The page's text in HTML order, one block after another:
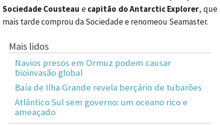
Sociedade Cousteau ecapitão do Antarctic Explorer, que
mais tarde comprou da Sociedade e renomeou Seamaster.
Mais lidos
Navios presos em Ormuz podem causar
bioinvasão global
Baía de Ilha Grande revela berçário de tubarões
Atlântico Sul sem governo: um oceano rico e
ameaçado